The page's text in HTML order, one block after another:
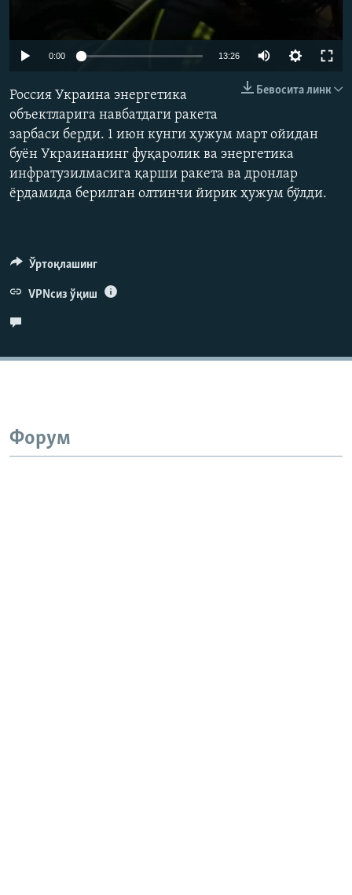
Auto 360p
720p
0:00 13:26
480p
1080p
Бевосита линк
Россия Украина энергетика
объектларига навбатдаги ракета
зарбаси берди. 1 июн кунги ҳужум март ойидан
буён Украинанинг фуқаролик ва энергетика
инфратузилмасига қарши ракета ва дронлар
ёрдамида берилган олтинчи йирик ҳужум бўлди.
Ўртоқлашинг
VPNсиз ўқиш
Форум